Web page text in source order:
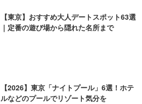
【東京】おすすめ大人デートスポット63選
｜定番の遊び場から隠れた名所まで
【2026】東京「ナイトプール」6選！ホテ
ルなどのプールでリゾート気分を